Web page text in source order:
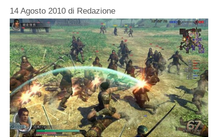
14 Agosto 2010 di Redazione